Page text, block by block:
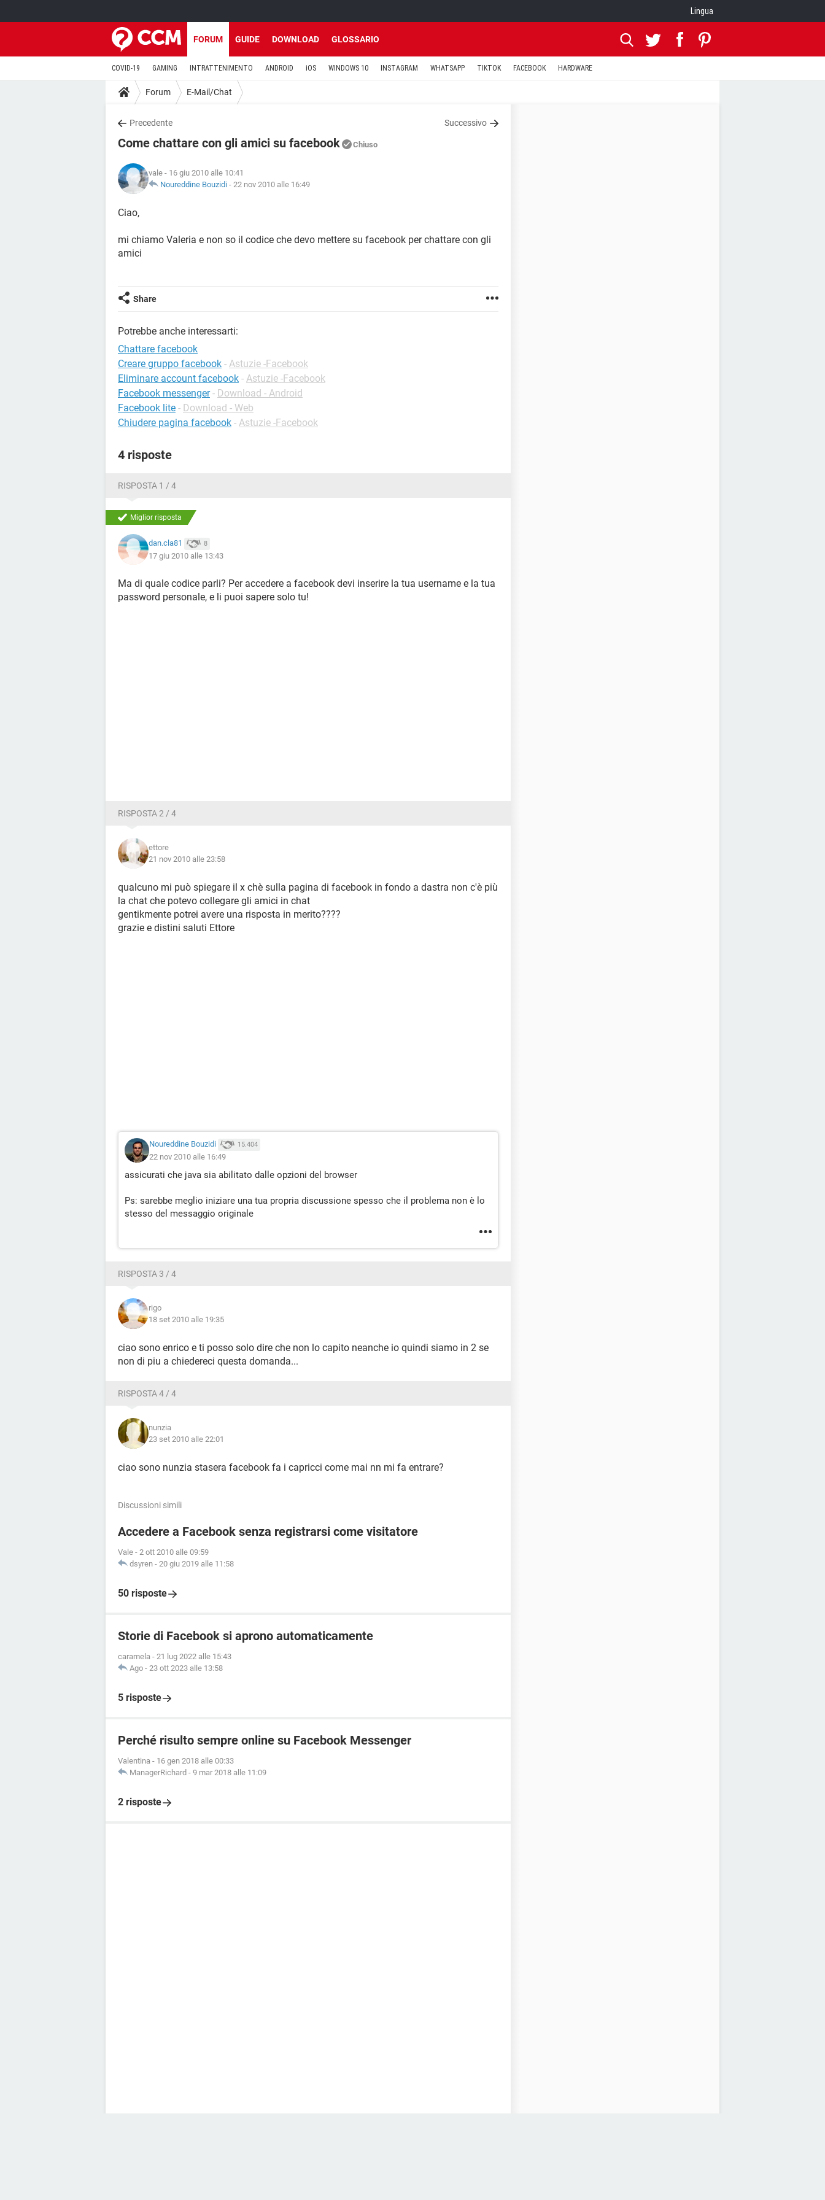
Lingua
FORUM GUIDE DOWNLOAD GLOSSARIO
COVID-19 GAMING INTRATTENIMENTO ANDROID iOS WINDOWS 10 INSTAGRAM WHATSAPP TIKTOK FACEBOOK HARDWARE
Forum E-Mail/Chat
Precedente Successivo
Come chattare con gli amici su facebook Chiuso
vale - 16 giu 2010 alle 10:41
Noureddine Bouzidi - 22 nov 2010 alle 16:49
Ciao,
mi chiamo Valeria e non so il codice che devo mettere su facebook per chattare con gli
amici
Share
Potrebbe anche interessarti:
Chattare facebook
Creare gruppo facebook - Astuzie -Facebook
Eliminare account facebook - Astuzie -Facebook
Facebook messenger - Download - Android
Facebook lite - Download - Web
Chiudere pagina facebook - Astuzie -Facebook
4 risposte
RISPOSTA 1 / 4
Miglior risposta
dan.cla81 8
17 giu 2010 alle 13:43
Ma di quale codice parli? Per accedere a facebook devi inserire la tua username e la tua
password personale, e li puoi sapere solo tu!
RISPOSTA 2 / 4
ettore
21 nov 2010 alle 23:58
qualcuno mi può spiegare il x chè sulla pagina di facebook in fondo a dastra non c'è più
la chat che potevo collegare gli amici in chat
gentikmente potrei avere una risposta in merito????
grazie e distini saluti Ettore
Noureddine Bouzidi 15.404
22 nov 2010 alle 16:49
assicurati che java sia abilitato dalle opzioni del browser
Ps: sarebbe meglio iniziare una tua propria discussione spesso che il problema non è lo
stesso del messaggio originale
RISPOSTA 3 / 4
rigo
18 set 2010 alle 19:35
ciao sono enrico e ti posso solo dire che non lo capito neanche io quindi siamo in 2 se
non di piu a chiedereci questa domanda...
RISPOSTA 4 / 4
nunzia
23 set 2010 alle 22:01
ciao sono nunzia stasera facebook fa i capricci come mai nn mi fa entrare?
Discussioni simili
Accedere a Facebook senza registrarsi come visitatore
Vale - 2 ott 2010 alle 09:59
dsyren - 20 giu 2019 alle 11:58
50 risposte
Storie di Facebook si aprono automaticamente
caramela - 21 lug 2022 alle 15:43
Ago - 23 ott 2023 alle 13:58
5 risposte
Perché risulto sempre online su Facebook Messenger
Valentina - 16 gen 2018 alle 00:33
ManagerRichard - 9 mar 2018 alle 11:09
2 risposte